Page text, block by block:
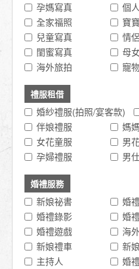
孕媽寫真
個
全家福照
寶
兒童寫真
情
閨蜜寫真
母
海外旅拍
寵
禮服租借
婚紗禮服(拍照/宴客款)
伴娘禮服
媽
女花童服
男
孕婦禮服
男
婚禮服務
新娘祕書
婚
婚禮錄影
婚
婚禮遊戲
海
新娘禮車
新
主持人
婚